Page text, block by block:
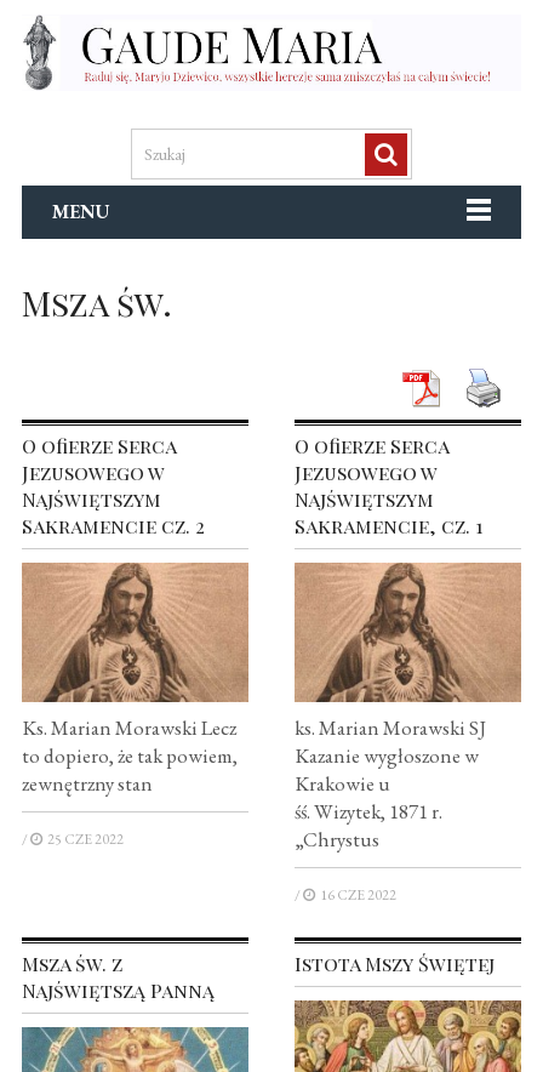
MENU
Msza św.
O ofierze Serca
Jezusowego w
Najświętszym
Sakramencie cz. 2
Ks. Marian Morawski Lecz
to dopiero, że tak powiem,
zewnętrzny stan
/ 25 CZE 2022
O ofierze Serca
Jezusowego w
Najświętszym
Sakramencie, cz. 1
ks. Marian Morawski SJ
Kazanie wygłoszone w
Krakowie u
śś. Wizytek, 1871 r.
„Chrystus
/ 16 CZE 2022
Msza św. z
Najświętszą Panną
Istota Mszy Świętej